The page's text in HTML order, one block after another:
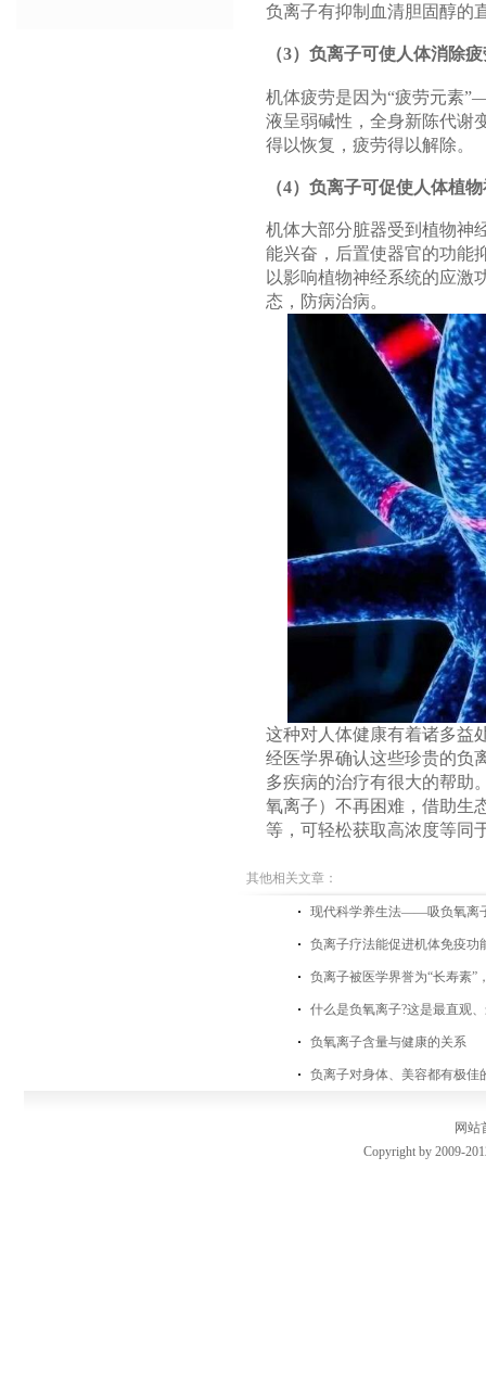
负离子有抑制血清胆固醇的
（3）负离子可使人体消除
机体疲劳是因为“疲劳元素
液呈弱碱性，全身新陈代谢
得以恢复，疲劳得以解除。
（4）负离子可促使人体植
机体大部分脏器受到植物神
能兴奋，后置使器官的功能
以影响植物神经系统的应激
态，防病治病。
这种对人体健康有着诸多益
经医学界确认这些珍贵的负
多疾病的治疗有很大的帮助
氧离子）不再困难，借助生
等，可轻松获取高浓度等同
其他相关文章：
现代科学养生法——吸负氧离
负离子疗法能促进机体免疫功
负离子被医学界誉为“长寿素”
什么是负氧离子?这是最直观
负氧离子含量与健康的关系
负离子对身体、美容都有极佳
网站
Copyright by 2009-